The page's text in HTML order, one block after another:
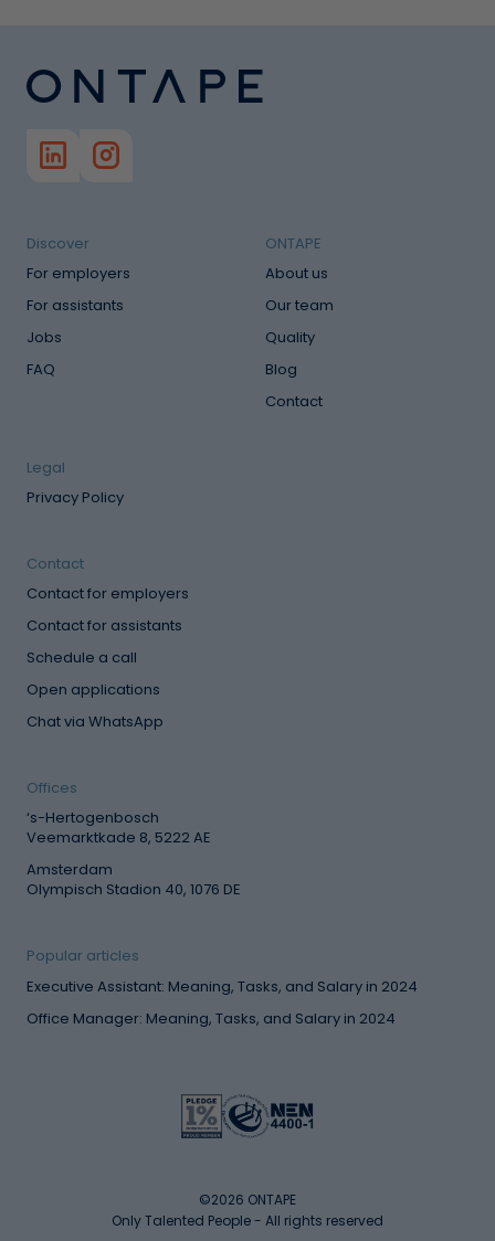
Discover
For employers
For assistants
Jobs
FAQ
ONTAPE
About us
Our team
Quality
Blog
Contact
Legal
Privacy Policy
Contact
Contact for employers
Contact for assistants
Schedule a call
Open applications
Chat via WhatsApp
Offices
‘s-Hertogenbosch
Veemarktkade 8, 5222 AE
Amsterdam
Olympisch Stadion 40, 1076 DE
Popular articles
Executive Assistant: Meaning, Tasks, and Salary in 2024
Office Manager: Meaning, Tasks, and Salary in 2024
©2026 ONTAPE
Only Talented People - All rights reserved